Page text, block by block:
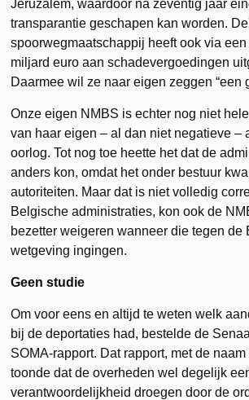
Jeruzalem, waardoor na zeventig jaar
transparantie geschapen kan worden.
spoorwegmaatschappij heeft ook via
miljard euro aan schadevergoedingen
Daarmee wil ze naar eigen zeggen “een
Onze eigen NMBS is echter nog niet
van haar eigen – al dan niet negatieve –
oorlog. Tot nog toe heette het dat de
anders kon, omdat het onder bestuur
autoriteiten. Maar dat is niet volledig
Belgische administraties, kon ook de
bezetter weigeren wanneer die tegen de
wetgeving ingingen.
Geen studie
Om voor eens en altijd te weten welk
bij de deportaties had, bestelde de
SOMA-rapport. Dat rapport, met de
toonde dat de overheden wel degelijk
verantwoordelijkheid droegen door de